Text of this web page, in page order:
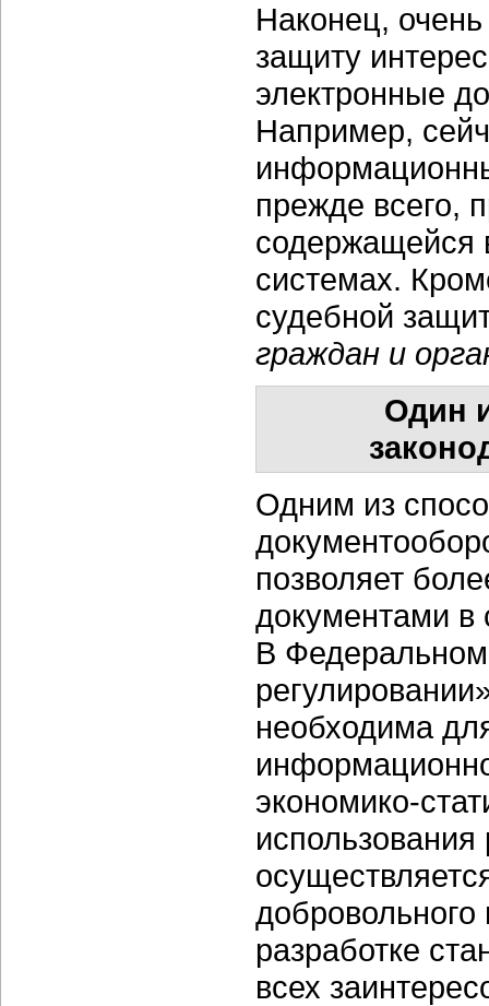
Наконец,
защиту
электронные
Например,
прежде всего,
содержащейся
системах.
судебной
граждан и
Один
Одним из
позволяет
документами в
В
необходима
экономико-
разработке
всех